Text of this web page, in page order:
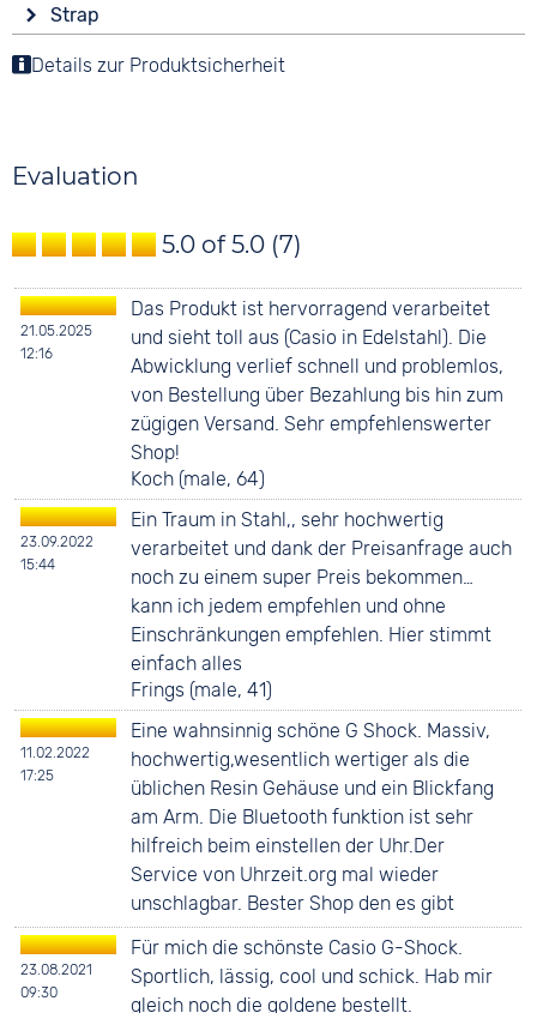
Material
Stainless steel
Colour
Radio-controlled
BPC
20 bar
Alarm
Stopwatch
Weekday display
Time zones / World time
Dial illumination
Digital
Strap
Colour
Folding buckle
Details zur Produktsicherheit
Evaluation
5.0 of 5.0 (7)
21.05.2025
12:16
Das Produkt ist hervorragend verarbeitet
und sieht toll aus (Casio in Edelstahl). Die
Abwicklung verlief schnell und problemlos,
von Bestellung über Bezahlung bis hin zum
zügigen Versand. Sehr empfehlenswerter
Shop!
Koch (male, 64)
23.09.2022
15:44
Ein Traum in Stahl,, sehr hochwertig
verarbeitet und dank der Preisanfrage auch
noch zu einem super Preis bekommen…
kann ich jedem empfehlen und ohne
Einschränkungen empfehlen. Hier stimmt
einfach alles
Frings (male, 41)
11.02.2022
17:25
Eine wahnsinnig schöne G Shock. Massiv,
hochwertig,wesentlich wertiger als die
üblichen Resin Gehäuse und ein Blickfang
am Arm. Die Bluetooth funktion ist sehr
hilfreich beim einstellen der Uhr.Der
Service von Uhrzeit.org mal wieder
unschlagbar. Bester Shop den es gibt
23.08.2021
09:30
Für mich die schönste Casio G-Shock.
Sportlich, lässig, cool und schick. Hab mir
gleich noch die goldene bestellt.